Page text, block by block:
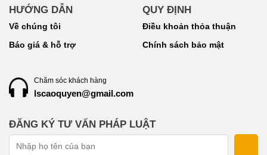
HƯỚNG DẪN
Về chúng tôi
Báo giá & hỗ trợ
QUY ĐỊNH
Điều khoản thỏa thuận
Chính sách bảo mật
Chăm sóc khách hàng
lscaoquyen@gmail.com
ĐĂNG KÝ TƯ VẤN PHÁP LUẬT